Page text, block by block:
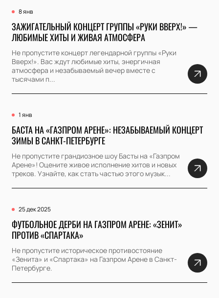
8 янв
ЗАЖИГАТЕЛЬНЫЙ КОНЦЕРТ ГРУППЫ «РУКИ ВВЕРХ!» —
ЛЮБИМЫЕ ХИТЫ И ЖИВАЯ АТМОСФЕРА
Не пропустите концерт легендарной группы «Руки
Вверх!». Вас ждут любимые хиты, энергичная
атмосфера и незабываемый вечер вместе с
тысячами п...
1 янв
БАСТА НА «ГАЗПРОМ АРЕНЕ»: НЕЗАБЫВАЕМЫЙ КОНЦЕРТ
ЗИМЫ В САНКТ-ПЕТЕРБУРГЕ
Не пропустите грандиозное шоу Басты на «Газпром
Арене»! Оцените живое исполнение хитов и новых
треков. Узнайте, как стать частью этого музык...
25 дек 2025
ФУТБОЛЬНОЕ ДЕРБИ НА ГАЗПРОМ АРЕНЕ: «ЗЕНИТ»
ПРОТИВ «СПАРТАКА»
Не пропустите историческое противостояние
«Зенита» и «Спартака» на Газпром Арене в Санкт-
Петербурге.